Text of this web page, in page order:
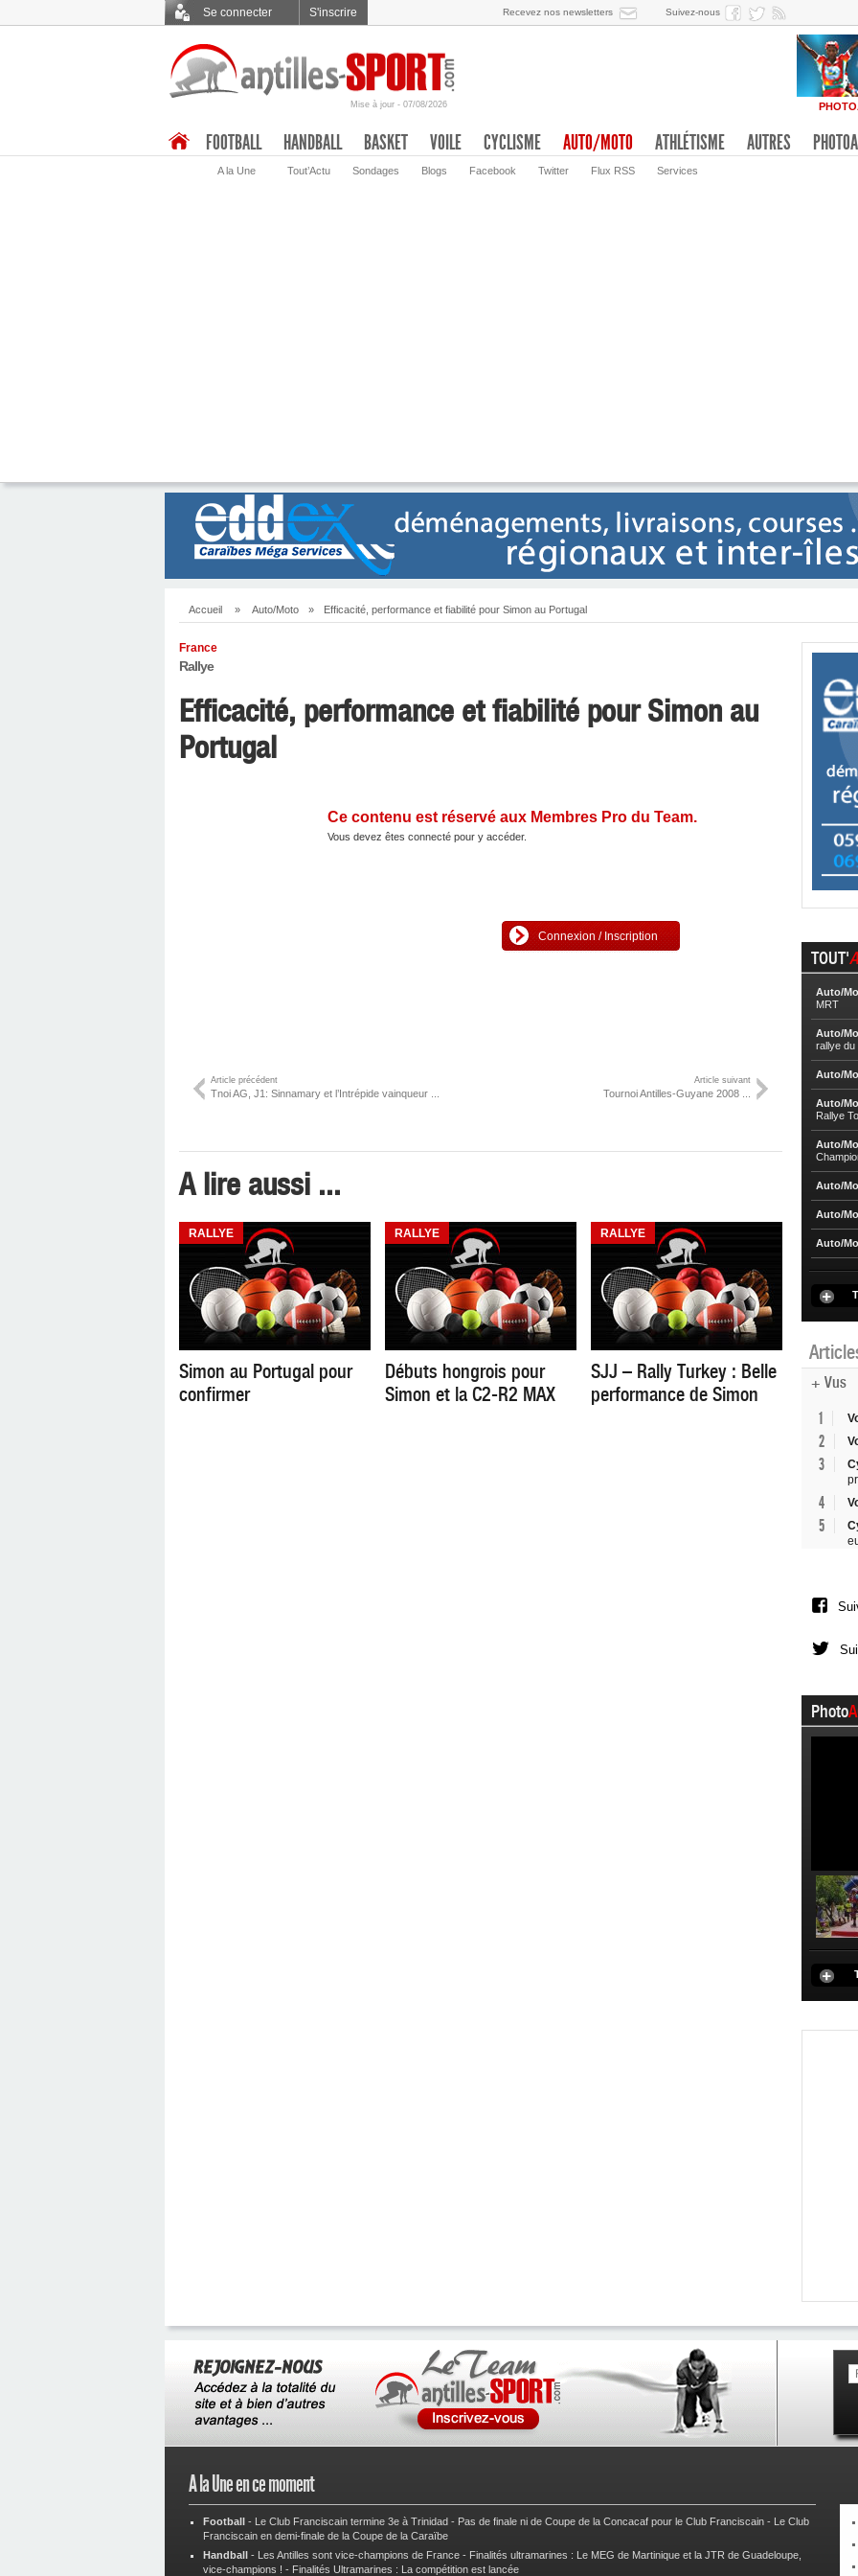
Se connecter S'inscrire Recevez nos newsletters Suivez-nous
Mise à jour - 07/08/2026
A la Une Tout’Actu Sondages Blogs Facebook Twitter Flux RSS Services
FOOTBALL HANDBALL BASKET VOILE CYCLISME AUTO/MOTO ATHLÉTISME AUTRES
Accueil » Auto/Moto » Efficacité, performance et fiabilité pour Simon au Portugal
France
Rallye
Efficacité, performance et fiabilité pour Simon au
Portugal
Ce contenu est réservé aux Membres Pro du Team.
Vous devez êtes connecté pour y accéder.
Connexion / Inscription
Article précédent
Tnoi AG, J1: Sinnamary et l’Intrépide vainqueur ...
Article suivant
Tournoi Antilles-Guyane 2008 ...
A lire aussi ...
RALLYE
Simon au Portugal pour
confirmer
RALLYE
Débuts hongrois pour
Simon et la C2-R2 MAX
RALLYE
SJJ – Rally Turkey : Belle
performance de Simon
TOUT'
Auto/
MRT
Auto/
rallye du
Auto/
Auto/
Rallye
Auto/
Auto/
Auto/
Auto/
+ Vus
1
2
3
4
5
Photo
A la Une en ce moment
Football - Le Club Franciscain termine 3e à Trinidad - Pas de finale ni de Coupe de la Concacaf pour le Club Franciscain -
Le Club
Franciscain en demi-finale de la Coupe de la Caraïbe
Handball
- Les Antilles sont vice-champions de France - Finalités ultramarines : Le MEG de Martinique et la JTR de Guadeloupe,
vice-champions ! - Finalités Ultramarines : La compétition est lancée